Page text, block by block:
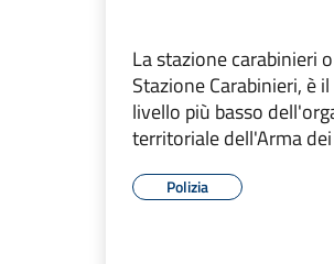
La stazione carabinieri
Stazione Carabinieri, è
livello più basso
territoriale dell'Arma
Polizia